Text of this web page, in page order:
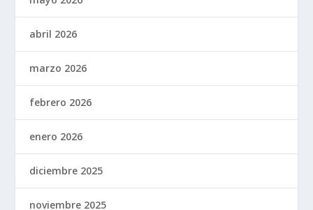
abril 2026
marzo 2026
febrero 2026
enero 2026
diciembre 2025
noviembre 2025